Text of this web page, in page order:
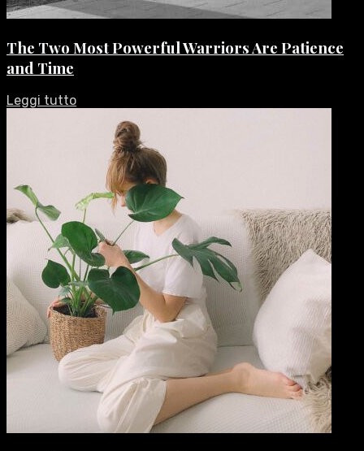
The Two Most Powerful Warriors Are Patience
and Time
Leggi tutto